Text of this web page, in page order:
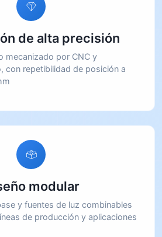
de alta precisión
mecanizado por CNC y
con repetibilidad de posición a
modular
y fuentes de luz combinables
de producción y aplicaciones